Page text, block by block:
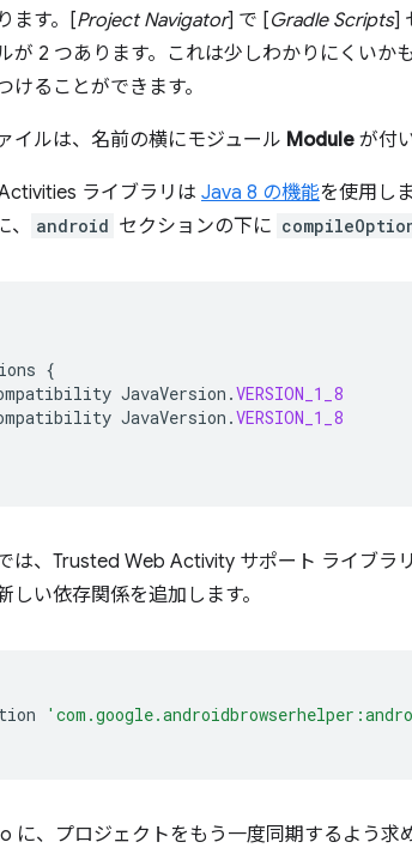
ます。[Project Navigator] で [Gradle Scripts]
が 2 つあります。これは少しわかりにくいか
けることができます。
イルは、名前の横にモジュール Module が付
ライブラリは Java 8 の機能を使用し
android セクションの下に
{
JavaVersion .VERSION_1_8
JavaVersion .VERSION_1_8
は、Trusted Web Activity サポート ライブラ
しい依存関係を追加します。
に、プロジェクトをもう一度同期するよう求